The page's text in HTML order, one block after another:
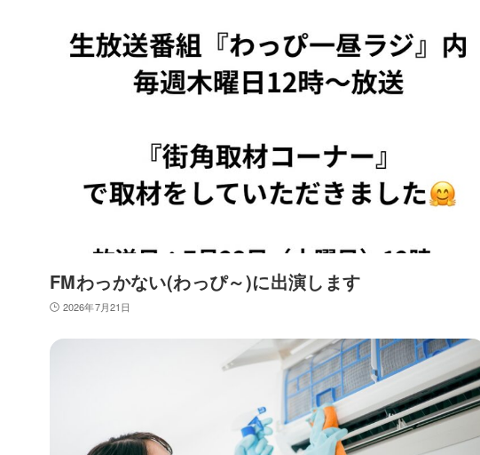
FMわっかない(わっぴ～)に出演します
2026年7月21日